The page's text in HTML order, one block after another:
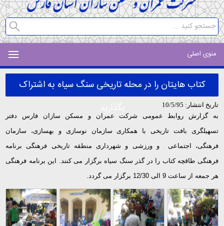
منوی اصلی
کتاب هایتان را در محله تاریخی سنگ سیاه به اشتراک
تاریخ انتشار: 10/5/95
به گزارش روابط عمومی شرکت عمران و مسکن سازان فارس دفتر
تسهیلگری بافت تاریخی با همکاری سازمان نوسازی و بهسازی، سازمان
فرهنگی، اجتماعی
و ورزشی و شهرداری منطقه تاریخی فرهنگی برنامه
فرهنگی طاقچه کتاب را در گذر سنگ سیاه برگزار می کنند. این برنامه فرهنگی
هر جمعه از ساعت 9 الی 12/30 برگزار می گردد.